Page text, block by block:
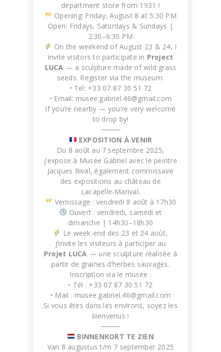
Ecdysis
WORK IN PROGRESS
Skin
WORK IN PROGRESS
TW120
department store from 1931 !
Opening: Friday, August 8 at 5:30 PM
Open: Fridays, Saturdays & Sundays |
2:30–6:30 PM
On the weekend of August 23 & 24, I
invite visitors to participate in Project
LUCA — a sculpture made of wild grass
seeds. Register via the museum:
• Tel: +33 07 87 30 51 72
• Email: musee.gabriel.46@gmail.com
If you’re nearby — you’re very welcome
to drop by!
⸻
EXPOSITION À VENIR
Du 8 août au 7 septembre 2025,
j’expose à Musée Gabriel avec le peintre
Jacques Rival, également commissaire
des expositions au château de
Lacapelle-Marival.
Vernissage : vendredi 8 août à 17h30
Ouvert : vendredi, samedi et
dimanche | 14h30–18h30
Le week-end des 23 et 24 août,
j’invite les visiteurs à participer au
Projet LUCA — une sculpture réalisée à
partir de graines d’herbes sauvages.
Inscription via le musée :
• Tél : +33 07 87 30 51 72
• Mail : musee.gabriel.46@gmail.com
Si vous êtes dans les environs, soyez les
bienvenus !
⸻
BINNENKORT TE ZIEN
Van 8 augustus t/m 7 september 2025